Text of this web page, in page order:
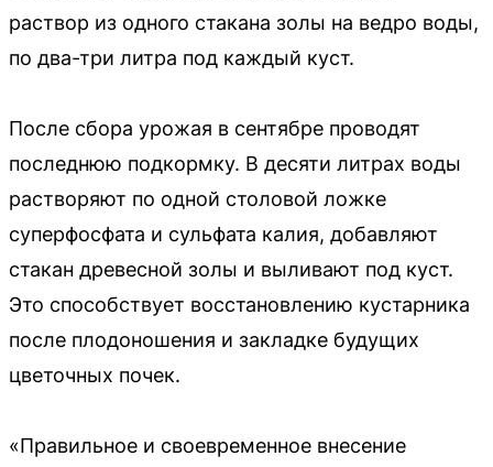
раствор из одного стакана золы на ведро воды,
по два-три литра под каждый куст.
После сбора урожая в сентябре проводят
последнюю подкормку. В десяти литрах воды
растворяют по одной столовой ложке
суперфосфата и сульфата калия, добавляют
стакан древесной золы и выливают под куст.
Это способствует восстановлению кустарника
после плодоношения и закладке будущих
цветочных почек.
«Правильное и своевременное внесение